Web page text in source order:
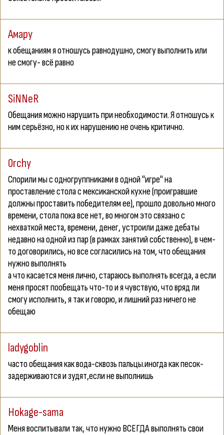
Амару
к обещаниям я отношусь равнодушно, смогу выполнить или
не смогу- всё равно
SiNNeR
Обещания можно нарушить при необходимости. Я отношусь к
ним серьёзно, но к их нарушению не очень критично.
0rchy
Спорили мы с одногруппниками в одной "игре" на
проставление стола с мексиканской кухне (проигравшие
должны проставить победителям ее), прошло довольно много
времени, стола пока все нет, во многом это связано с
нехваткой места, времени, денег, устроили даже дебаты
недавно на одной из пар (в рамках занятий собственно), в чем-
то договорились, но все согласились на том, что обещания
нужно выполнять
а что касается меня лично, стараюсь выполнять всегда, а если
меня просят пообещать что-то и я чувствую, что вряд ли
смогу исполнить, я так и говорю, и лишний раз ничего не
обещаю
ladygoblin
часто обещания как вода-сквозь пальцы.иногда как песок-
задерживаются и зудят,если не выполнишь
Hokage-sama
Меня воспитывали так, что нужно ВСЕГДА выполнять свои